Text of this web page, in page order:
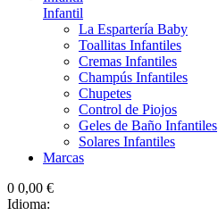
Infantil
La Espartería Baby
Toallitas Infantiles
Cremas Infantiles
Champús Infantiles
Chupetes
Control de Piojos
Geles de Baño Infantiles
Solares Infantiles
Marcas
0 0,00 €
Idioma: